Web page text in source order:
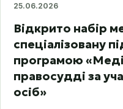
25.06.2026
Відкрито набір
спеціалізовану
програмою
правосудді за
осіб»